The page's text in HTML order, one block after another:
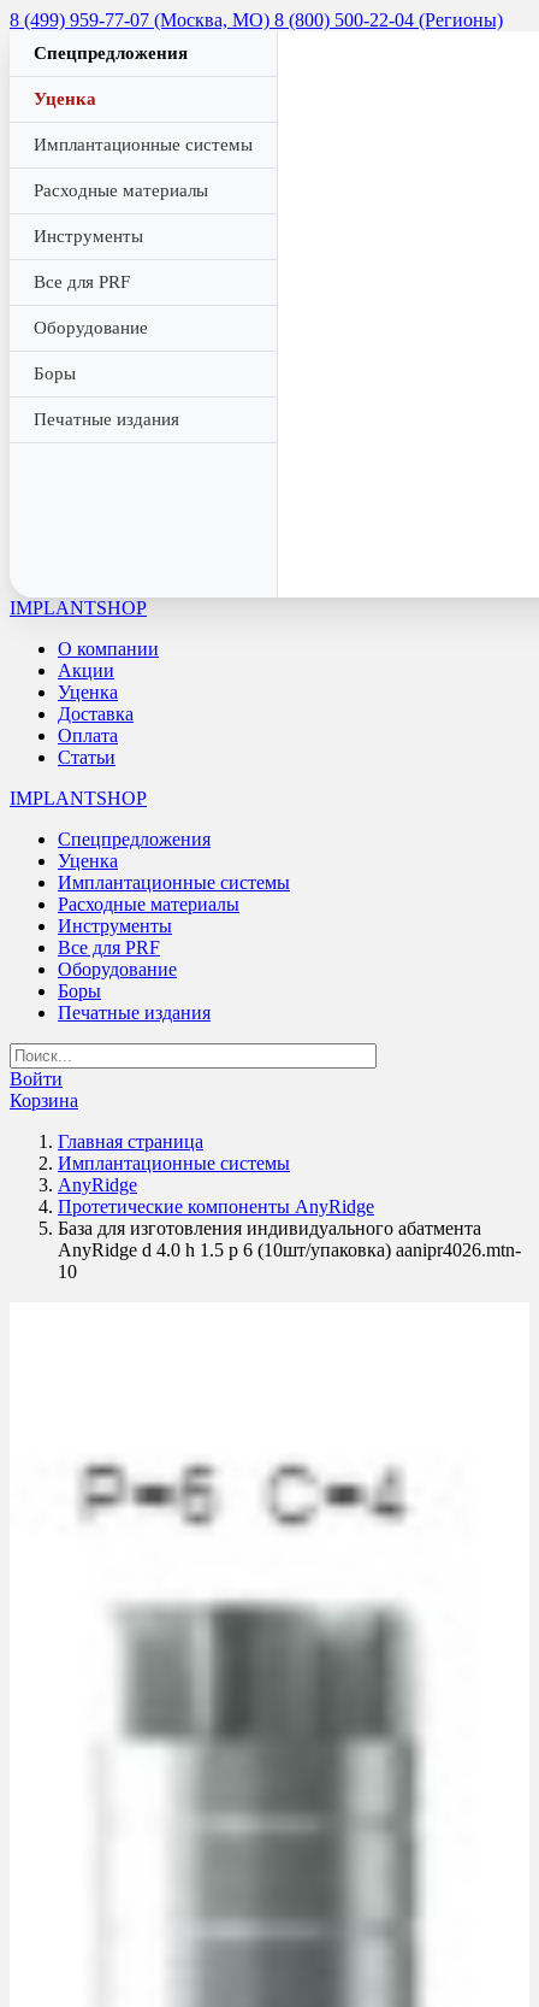
8 (499) 959-77-07 (Москва, МО) 8 (800) 500-22-04 (Регионы)
Спецпредложения
Уценка
Имплантационные системы
Расходные материалы
Инструменты
Все для PRF
Оборудование
Боры
Печатные издания
IMPLANTSHOP
О компании
Акции
Уценка
Доставка
Оплата
Статьи
IMPLANTSHOP
Спецпредложения
Уценка
Имплантационные системы
Расходные материалы
Инструменты
Все для PRF
Оборудование
Боры
Печатные издания
Войти
Корзина
Главная страница
Имплантационные системы
AnyRidge
Протетические компоненты AnyRidge
База для изготовления индивидуального абатмента
AnyRidge d 4.0 h 1.5 p 6 (10шт/упаковка) aanipr4026.mtn-
10